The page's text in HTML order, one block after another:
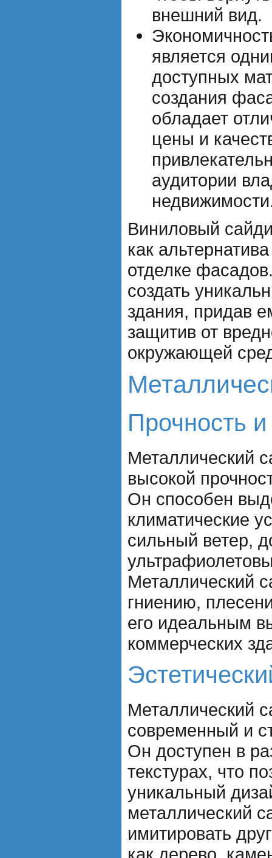
внешний вид.
является
доступных
создания
обладает
цены и
аудитории
Виниловый
как
отделке
создать
здания, придав
защитив от
окружающей
Прочность и
Металлический
высокой
Он способен
климатические
сильный ветер,
Металлический
гниению,
его идеальным
коммерческих
Металлический
современный и
Он доступен в
текстурах, что
уникальный
металлический
имитировать
как дерево,